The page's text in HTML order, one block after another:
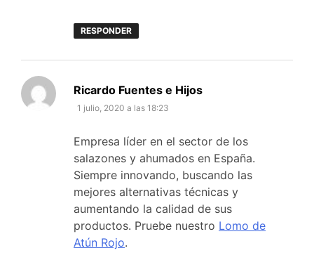
RESPONDER
Ricardo Fuentes e Hijos
1 julio, 2020 a las 18:23
Empresa líder en el sector de los
salazones y ahumados en España.
Siempre innovando, buscando las
mejores alternativas técnicas y
aumentando la calidad de sus
productos. Pruebe nuestro Lomo de
Atún Rojo.